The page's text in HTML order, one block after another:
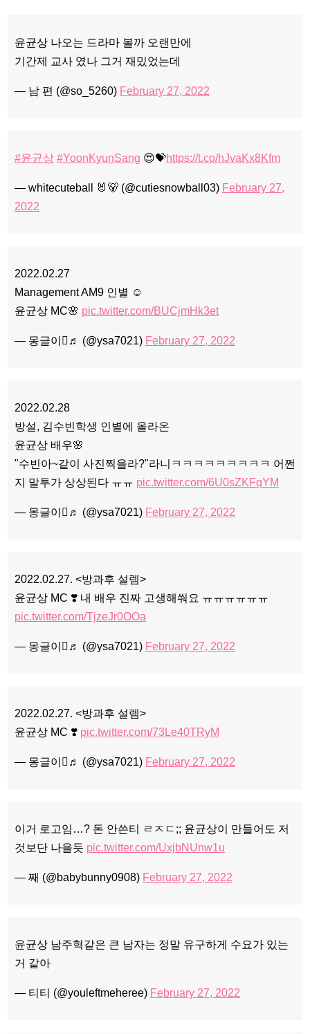
윤균상 나오는 드라마 볼까 오랜만에
기간제 교사 였나 그거 재밌었는데
— 남 편 (@so_5260) February 27, 2022
#윤균상 #YoonKyunSang 😍💝https://t.co/hJvaKx8Kfm
— whitecuteball 🐰🐻 (@cutiesnowball03) February 27,
2022
2022.02.27
Management AM9 인별 ☺️
윤균상 MC🌸 pic.twitter.com/BUCjmHk3et
— 몽글이♬ (@ysa7021) February 27, 2022
2022.02.28
방설, 김수빈학생 인별에 올라온
윤균상 배우🌸
"수빈아~같이 사진찍을라?"라니ㅋㅋㅋㅋㅋㅋㅋㅋㅋ 어쩐
지 말투가 상상된다 ㅠㅠ pic.twitter.com/6U0sZKFqYM
— 몽글이♬ (@ysa7021) February 27, 2022
2022.02.27. <방과후 설렘>
윤균상 MC ❣️ 내 배우 진짜 고생해쒀요 ㅠㅠㅠㅠㅠㅠ
pic.twitter.com/TjzeJr0OOa
— 몽글이♬ (@ysa7021) February 27, 2022
2022.02.27. <방과후 설렘>
윤균상 MC ❣️ pic.twitter.com/73Le40TRyM
— 몽글이♬ (@ysa7021) February 27, 2022
이거 로고임…? 돈 안쓴티 ㄹㅈㄷ;; 윤균상이 만들어도 저
것보단 나을듯 pic.twitter.com/UxjbNUnw1u
— 째 (@babybunny0908) February 27, 2022
윤균상 남주혁같은 큰 남자는 정말 유구하게 수요가 있는
거 같아
— 티티 (@youleftmeheree) February 27, 2022